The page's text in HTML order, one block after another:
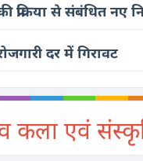
प्रक्रिया से संबंधित नए
दर में गिरावट
कला एवं